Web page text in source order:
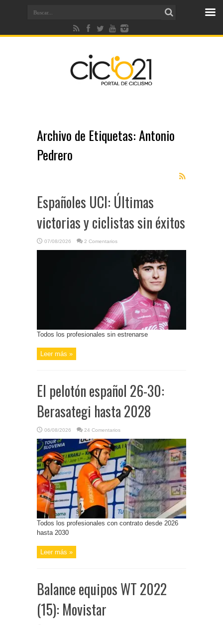
Archivo de Etiquetas:Antonio
Pedrero
Españoles UCI: Últimas
victorias y ciclistas sin éxitos
07/08/2026 2 Comentarios
Todos los profesionales sin estrenarse
Leer más »
El pelotón español 26-30:
Berasategi hasta 2028
06/08/2026 24 Comentarios
Todos los profesionales con contrato desde 2026
hasta 2030
Leer más »
Balance equipos WT 2022
(15): Movistar